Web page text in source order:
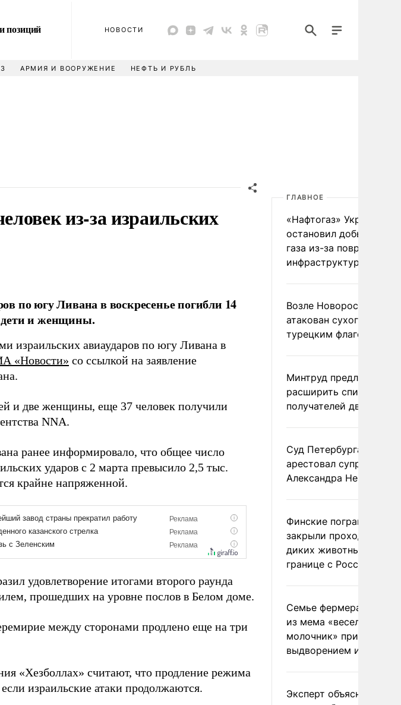
позиций
НОВОСТИ
АРМИЯ И ВООРУЖЕНИЕ НЕФТЬ И РУБЛЬ
из-за израильских
по югу Ливана в воскресенье погибли 14
дети и женщины.
израильских авиаударов по югу Ливана в
«Новости» со ссылкой на заявление
и две женщины, еще 37 человек получили
NNA.
ранее информировало, что общее число
ударов с 2 марта превысило 2,5 тыс.
крайне напряженной.
удовлетворение итогами второго раунда
прошедших на уровне послов в Белом доме.
между сторонами продлено еще на три
«Хезболлах» считают, что продление режима
израильские атаки продолжаются.
ГЛАВНОЕ
«Нафтогаз» Украины
остановил добычу
газа из-за повреждения
инфраструктуры
Возле Новороссийска
атакован сухогруз под
турецким флагом
Минтруд предложил
расширить список
получателей двух
Суд Петербурга заочно
арестовал супругу
Александра Невзорова
Финские пограничники
закрыли проходы для
диких животных на
границе с Россией
Семье фермера
из мема «веселый
молочник» пригрозили
выдворением из
Эксперт объяснил